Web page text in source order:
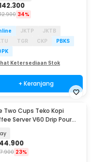
34%
JKTP
JKTB
TGR CKP
PBKS
Ketersediaan Stok
+ Keranjang
Two Cups Teko Kopi
Server V60 Drip Pour
44.900
23%